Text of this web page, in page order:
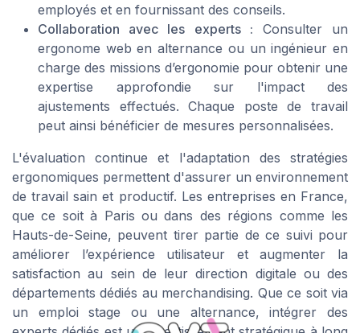
employés et en fournissant des conseils.
Collaboration avec les experts : Consulter un
ergonome web en alternance ou un ingénieur en
charge des missions d’ergonomie pour obtenir une
expertise approfondie sur l'impact des
ajustements effectués. Chaque poste de travail
peut ainsi bénéficier de mesures personnalisées.
L'évaluation continue et l'adaptation des stratégies
ergonomiques permettent d'assurer un environnement
de travail sain et productif. Les entreprises en France,
que ce soit à Paris ou dans des régions comme les
Hauts-de-Seine, peuvent tirer partie de ce suivi pour
améliorer l’expérience utilisateur et augmenter la
satisfaction au sein de leur direction digitale ou des
départements dédiés au merchandising. Que ce soit via
un emploi stage ou une alternance, intégrer des